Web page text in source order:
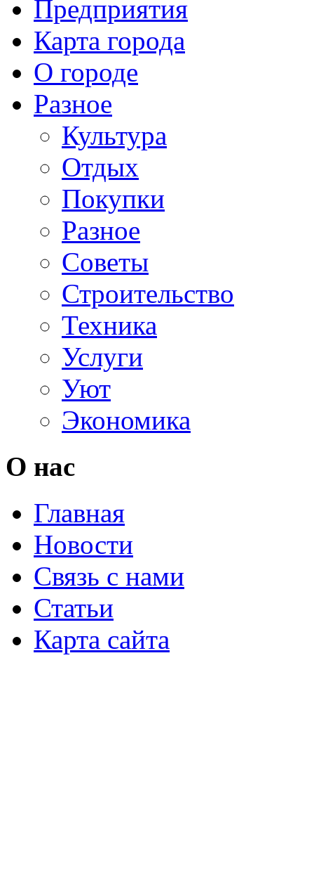
Предприятия
Карта города
О городе
Разное
Культура
Отдых
Покупки
Разное
Советы
Строительство
Техника
Услуги
Уют
Экономика
О нас
Главная
Новости
Связь с нами
Статьи
Карта сайта